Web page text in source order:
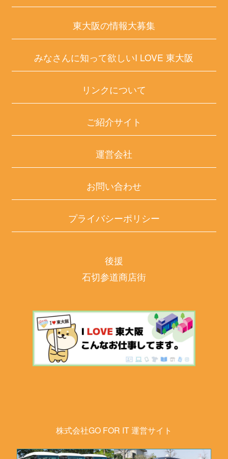
東大阪の情報大募集
みなさんに知って欲しいI LOVE 東大阪
リンクについて
ご紹介サイト
運営会社
お問い合わせ
プライバシーポリシー
後援
石切参道商店街
株式会社GO FOR IT 運営サイト